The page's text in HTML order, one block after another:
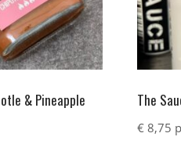
& Pineapple The
€8,75